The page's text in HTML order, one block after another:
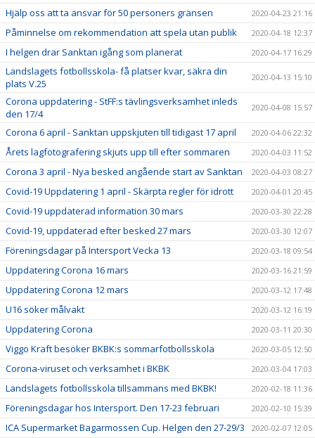
Hjälp oss att ta ansvar för 50 personers gränsen 2020-04-23 21:16
Påminnelse om rekommendation att spela utan publik 2020-04-18 12:37
I helgen drar Sanktan igång som planerat 2020-04-17 16:29
Landslagets fotbollsskola- få platser kvar, säkra din
plats V.25
2020-04-13 15:10
Corona uppdatering - StFF:s tävlingsverksamhet inleds
den 17/4
2020-04-08 15:57
Corona 6 april - Sanktan uppskjuten till tidigast 17 april 2020-04-06 22:32
Årets lagfotografering skjuts upp till efter sommaren 2020-04-03 11:52
Corona 3 april - Nya besked angående start av Sanktan 2020-04-03 08:27
Covid-19 Uppdatering 1 april - Skärpta regler för idrott 2020-04-01 20:45
Covid-19 uppdaterad information 30 mars 2020-03-30 22:28
Covid-19, uppdaterad efter besked 27 mars 2020-03-30 12:07
Föreningsdagar på Intersport Vecka 13 2020-03-18 09:54
Uppdatering Corona 16 mars 2020-03-16 21:59
Uppdatering Corona 12 mars 2020-03-12 17:48
U16 söker målvakt 2020-03-12 16:19
Uppdatering Corona 2020-03-11 20:30
Viggo Kraft besöker BKBK:s sommarfotbollsskola 2020-03-05 12:50
Corona-viruset och verksamhet i BKBK 2020-03-04 17:03
Landslagets fotbollsskola tillsammans med BKBK! 2020-02-18 11:36
Föreningsdagar hos Intersport. Den 17-23 februari 2020-02-10 15:39
ICA Supermarket Bagarmossen Cup. Helgen den 27-29/3 2020-02-07 12:05